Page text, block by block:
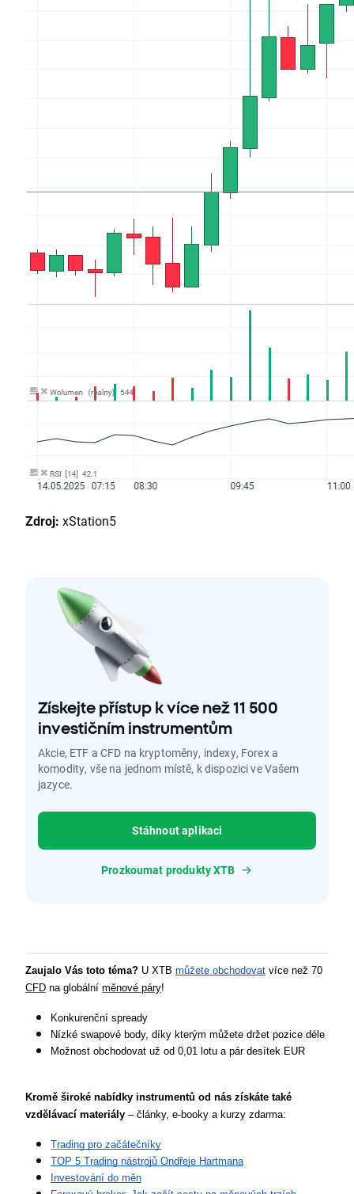
Zdroj: xStation5
Získejte přístup k více než 11 500
investičním instrumentům
Akcie, ETF a CFD na kryptoměny, indexy, Forex a
komodity, vše na jednom místě, k dispozici ve Vašem
jazyce.
Stáhnout aplikaci
Prozkoumat produkty XTB
Zaujalo Vás toto téma? U XTB můžete obchodovat
CFD na globální měnové páry!
Konkurenční spready
Nízké swapové body, díky kterým můžete držet pozice déle
Možnost obchodovat už od 0,01 lotu a pár desítek EUR
Kromě široké nabídky instrumentů od nás získáte také
vzdělávací materiály – články, e-booky a kurzy zdarma:
Trading pro začátečníky
TOP 5 Trading nástrojů Ondřeje Hartmana
Investování do měn